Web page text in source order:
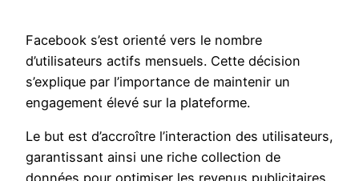
Facebook s’est orienté vers le nombre
d’utilisateurs actifs mensuels. Cette décision
s’explique par l’importance de maintenir un
engagement élevé sur la plateforme.
Le but est d’accroître l’interaction des utilisateurs,
garantissant ainsi une riche collection de